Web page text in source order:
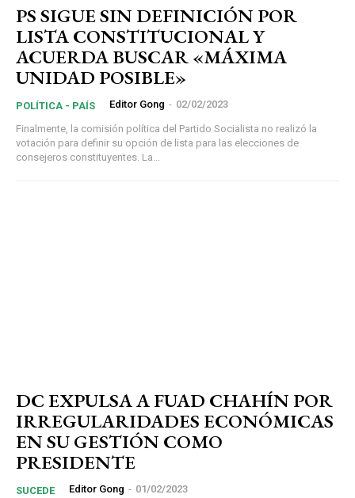
PS SIGUE SIN DEFINICIÓN POR
LISTA CONSTITUCIONAL Y
ACUERDA BUSCAR «MÁXIMA
UNIDAD POSIBLE»
POLÍTICA - PAÍS Editor Gong - 02/02/2023
Finalmente, la comisión política del Partido Socialista no realizó la
votación para definir su opción de lista para las elecciones de
consejeros constituyentes. La...
DC EXPULSA A FUAD CHAHÍN POR
IRREGULARIDADES ECONÓMICAS
EN SU GESTIÓN COMO
PRESIDENTE
SUCEDE Editor Gong - 01/02/2023